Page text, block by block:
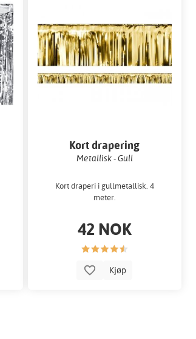
Kort drapering
Metallisk - Gull
Kort draperi i gullmetallisk. 4
meter.
42 NOK
Kjøp